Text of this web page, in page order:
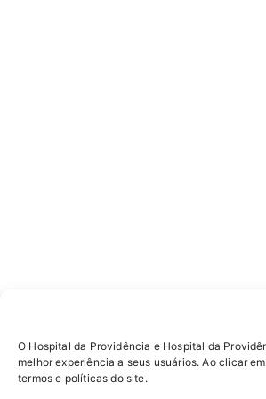
O Hospital da Providência e Hospital da
melhor experiência a seus usuários. Ao clicar
termos e políticas do site.